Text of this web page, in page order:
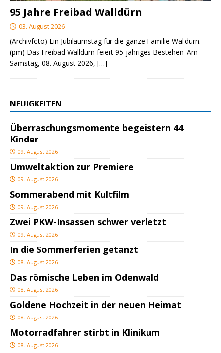
95 Jahre Freibad Walldürn
03. August 2026
(Archivfoto) Ein Jubiläumstag für die ganze Familie Walldürn.
(pm) Das Freibad Walldürn feiert 95-jähriges Bestehen. Am
Samstag, 08. August 2026, […]
NEUIGKEITEN
Überraschungsmomente begeistern 44
Kinder
09. August 2026
Umweltaktion zur Premiere
09. August 2026
Sommerabend mit Kultfilm
09. August 2026
Zwei PKW-Insassen schwer verletzt
09. August 2026
In die Sommerferien getanzt
08. August 2026
Das römische Leben im Odenwald
08. August 2026
Goldene Hochzeit in der neuen Heimat
08. August 2026
Motorradfahrer stirbt in Klinikum
08. August 2026